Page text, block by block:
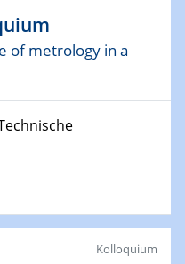
of metrology in a
Kolloquium